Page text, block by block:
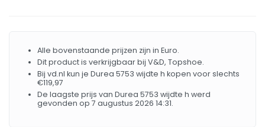
Alle bovenstaande prijzen zijn in Euro.
Dit product is verkrijgbaar bij V&D, Topshoe.
Bij vd.nl kun je Durea 5753 wijdte h kopen voor slechts
€119,97
De laagste prijs van Durea 5753 wijdte h werd
gevonden op 7 augustus 2026 14:31.